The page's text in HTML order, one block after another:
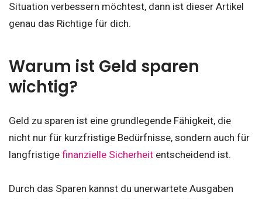
Situation verbessern möchtest, dann ist dieser Artikel
genau das Richtige für dich.
Warum ist Geld sparen
wichtig?
Geld zu sparen ist eine grundlegende Fähigkeit, die
nicht nur für kurzfristige Bedürfnisse, sondern auch für
langfristige finanzielle Sicherheit entscheidend ist.
Durch das Sparen kannst du unerwartete Ausgaben